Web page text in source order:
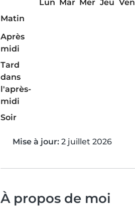
Lun Mar Mer Jeu Ven
Matin
Après
midi
Tard
dans
l'après-
midi
Soir
Mise à jour: 2 juillet 2026
À propos de moi